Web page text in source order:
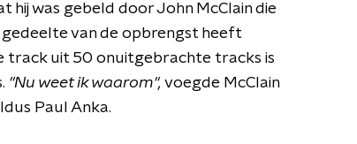
hij was gebeld door John McClain die
gedeelte van de opbrengst heeft
track uit 50 onuitgebrachte tracks is
"Nu weet ik waarom", voegde McClain
Paul Anka.